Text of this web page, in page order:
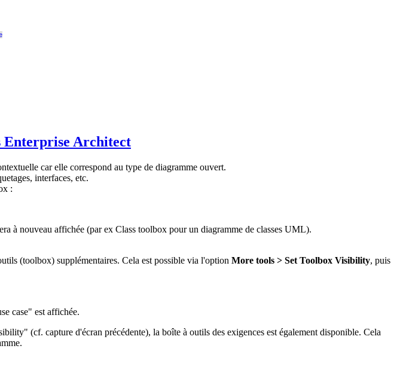
Enterprise Architect
car elle correspond au type de diagramme ouvert.
interfaces, etc.
:
à nouveau affichée (par ex Class toolbox pour un diagramme de classes UML).
(toolbox) supplémentaires. Cela est possible via l'option More tools > Set Toolbox Visibility, puis
case" est affichée.
(cf. capture d'écran précédente), la boîte à outils des exigences est également disponible. Cela